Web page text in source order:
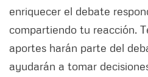
enriquecer el debate
compartiendo tu reacción.
aportes harán parte del
ayudarán a tomar